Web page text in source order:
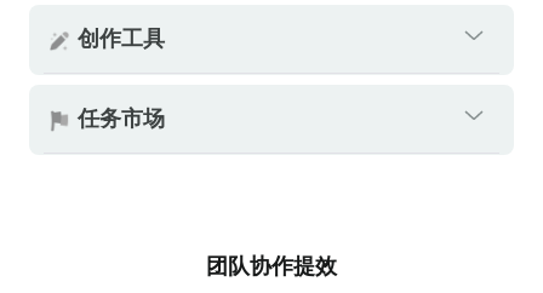
支持视频、图片、文章类作品的批量发布
创作工具
任务市场
团队协作提效